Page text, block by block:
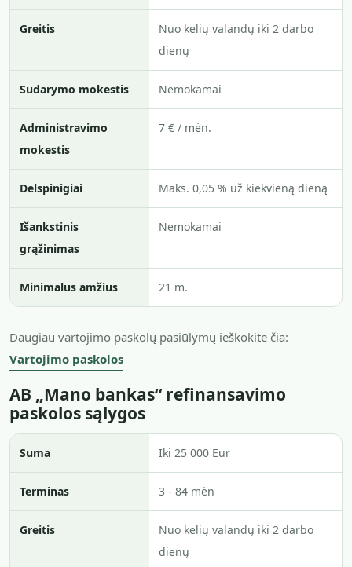
Greitis
Nuo kelių valandų iki 2 darbo
dienų
Sudarymo mokestis Nemokamai
Administravimo
mokestis
7 € / mėn.
Delspinigiai Maks. 0,05 % už kiekvieną dieną
Išankstinis
grąžinimas
Nemokamai
Minimalus amžius 21 m.
Daugiau vartojimo paskolų pasiūlymų ieškokite čia:
Vartojimo paskolos
AB „Mano bankas“ refinansavimo
paskolos sąlygos
Suma Iki 25 000 Eur
Terminas 3 - 84 mėn
Greitis
Nuo kelių valandų iki 2 darbo
dienų